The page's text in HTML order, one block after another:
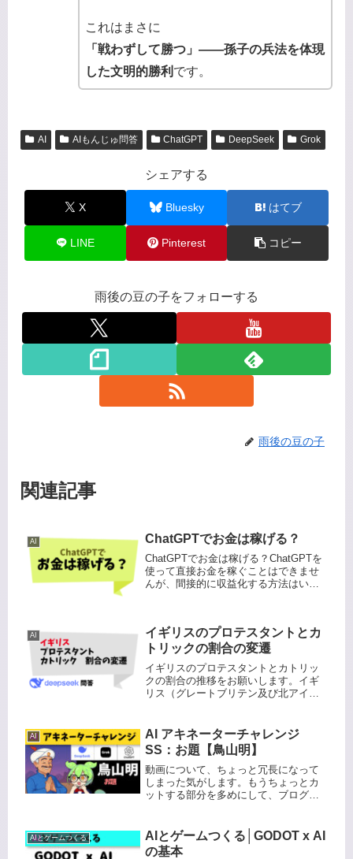
これはまさに
「戦わずして勝つ」——孫子の兵法を体現
した文明的勝利 です。
AI AIもんじゅ問答 ChatGPT DeepSeek Grok
シェアする
X Bluesky はてブ
LINE Pinterest コピー
雨後の豆の子をフォローする
雨後の豆の子
関連記事
AI ChatGPTでお金は稼げる？
ChatGPTでお金は稼げる？ChatGPTを
使って直接お金を稼ぐことはできませ
んが、間接的に収益化する方法はいく
ェブコンテンツ...
AI
イギリスのプロテスタントとカ
トリックの割合の変遷
イギリスのプロテスタントとカトリッ
クの割合の推移をお願いします。イギ
リス（グレートブリテン及び北アイル
を、歴史的背景と現代のデータに基づ
いて解説します。DeepSeekの解答...
AI
AI アキネーターチャレンジ
SS：お題【鳥山明】
動画について、ちょっと冗長になって
しまった気がします。もうちょっとカ
ットする部分を多めにして、ブログで
DeepSeekSS1SS2SS3SS4SS5SS6SS
7GrokCha...
AIとゲームつくる
AIとゲームつくる│GODOT x AI
の基本